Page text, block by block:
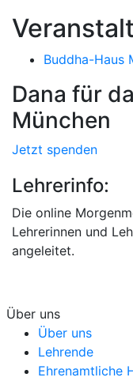
Buddha-Haus
Dana für
München
Jetzt spenden
Lehrerinfo:
Die online
Lehrerinnen und
angeleitet.
Über uns
Über uns
Lehrende
Ehrenamtliche